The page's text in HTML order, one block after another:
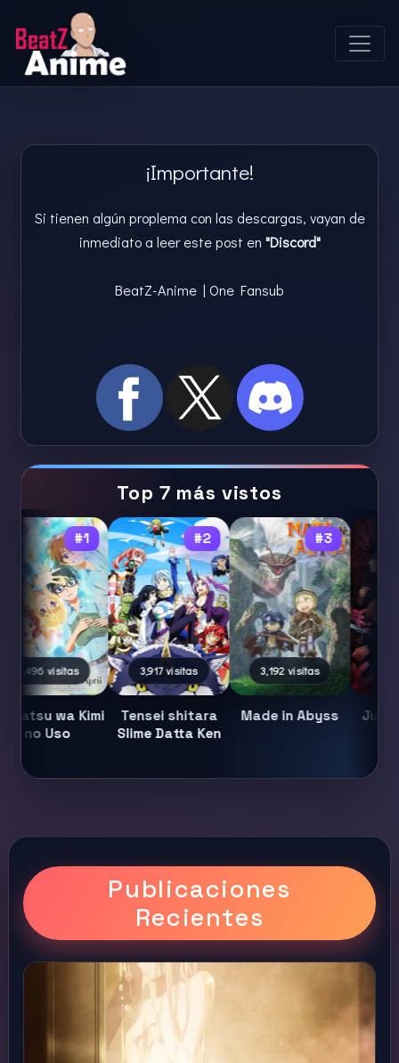
¡Importante!
Si tienen algún proplema con las descargas, vayan de
inmediato a leer este post en "Discord"
BeatZ-Anime | One Fansub
Top 7 más vistos
#1
5,496 visitas
wa Kimi
no Uso
#2
3,917 visitas
Tensei shitara
Slime Datta Ken
#3
3,192 visitas
Made in Abyss
Publicaciones
Recientes